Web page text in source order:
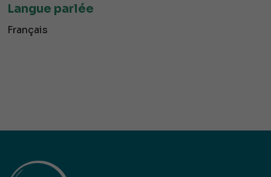
Langue parlée
Français